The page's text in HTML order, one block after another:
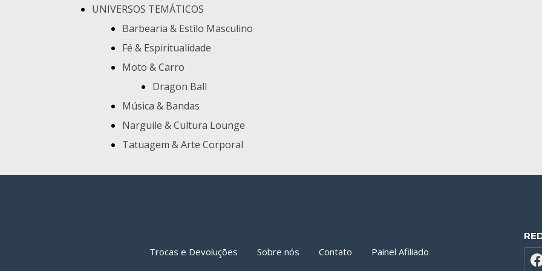
UNIVERSOS TEMÁTICOS
Barbearia & Estilo Masculino
Fé & Espiritualidade
Moto & Carro
Dragon Ball
Música & Bandas
Narguile & Cultura Lounge
Tatuagem & Arte Corporal
Trocas e Devoluções Sobre nós Contato Painel Afiliado